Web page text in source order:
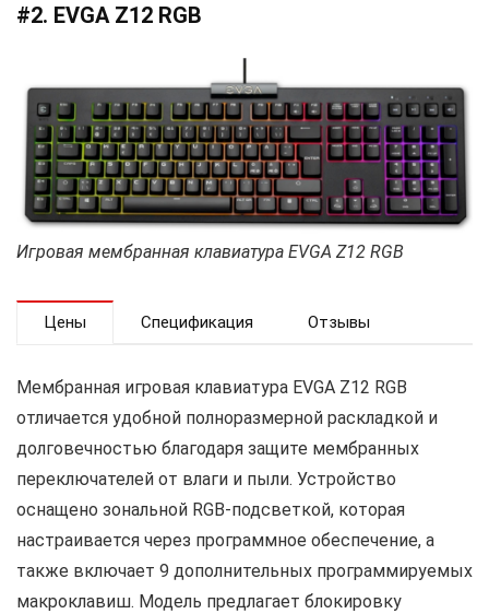
#2. EVGA Z12 RGB
Игровая мембранная клавиатура EVGA Z12 RGB
Цены Спецификация Отзывы
Мембранная игровая клавиатура EVGA Z12 RGB
отличается удобной полноразмерной раскладкой и
долговечностью благодаря защите мембранных
переключателей от влаги и пыли. Устройство
оснащено зональной RGB-подсветкой, которая
настраивается через программное обеспечение, а
также включает 9 дополнительных программируемых
макроклавиш. Модель предлагает блокировку